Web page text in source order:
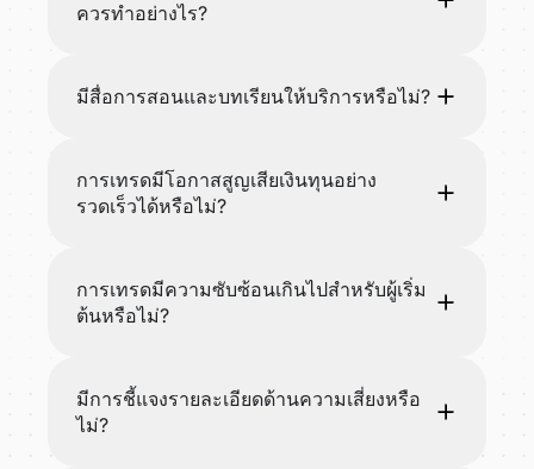
ควรทำอย่างไร?
มีสื่อการสอนและบทเรียนให้บริการหรือไม่?
การเทรดมีโอกาสสูญเสียเงินทุนอย่าง
รวดเร็วได้หรือไม่?
การเทรดมีความซับซ้อนเกินไปสำหรับผู้เริ่ม
ต้นหรือไม่?
มีการชี้แจงรายละเอียดด้านความเสี่ยงหรือ
ไม่?